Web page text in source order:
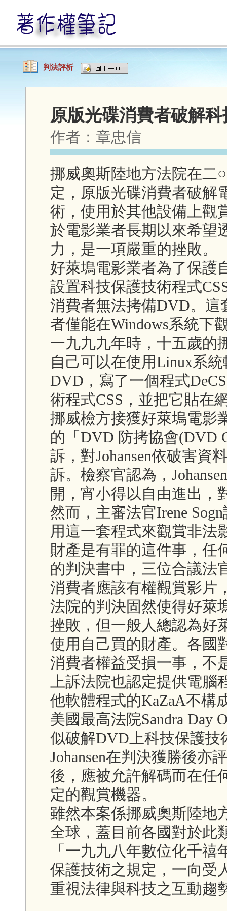
判決評析
原版光碟消費者破解
作者： 章忠信
挪威奧斯陸地方法院在二
定，原版光碟消費者破解
術，使用於其他設備上觀
於電影業者長期以來希望
力，是一項嚴重的挫敗。
好萊塢電影業者為了保護
設置科技保護技術程式
消費者無法拷備DVD。這
者僅能在Windows系統下
一九九九年時，十五歲的
自己可以在使用Linux系
DVD，寫了一個程式
術程式CSS，並把它貼在
挪威檢方接獲好萊塢電影
的「DVD 防拷協會(DVD
訴，對Johansen依破害資
訴。檢察官認為，
開，宵小得以自由進出，
然而，主審法官Irene
用這一套程式來觀賞非法
財產是有罪的這件事，任
的判決書中，三位合議法
消費者應該有權觀賞影片
法院的判決固然使得好萊
挫敗，但一般人總認為好
使用自己買的財產。各國
消費者權益受損一事，不
上訴法院也認定提供電
他軟體程式的KaZaA不構
美國最高法院Sandra Day
似破解DVD上科技保護技
Johansen在判決獲勝後亦
後，應被允許解碼而在任
定的觀賞機器。
雖然本案係挪威奧斯陸地
全球，蓋目前各國對於此
「一九九八年數位化千
保護技術之規定，一向受
重視法律與科技之互動趨